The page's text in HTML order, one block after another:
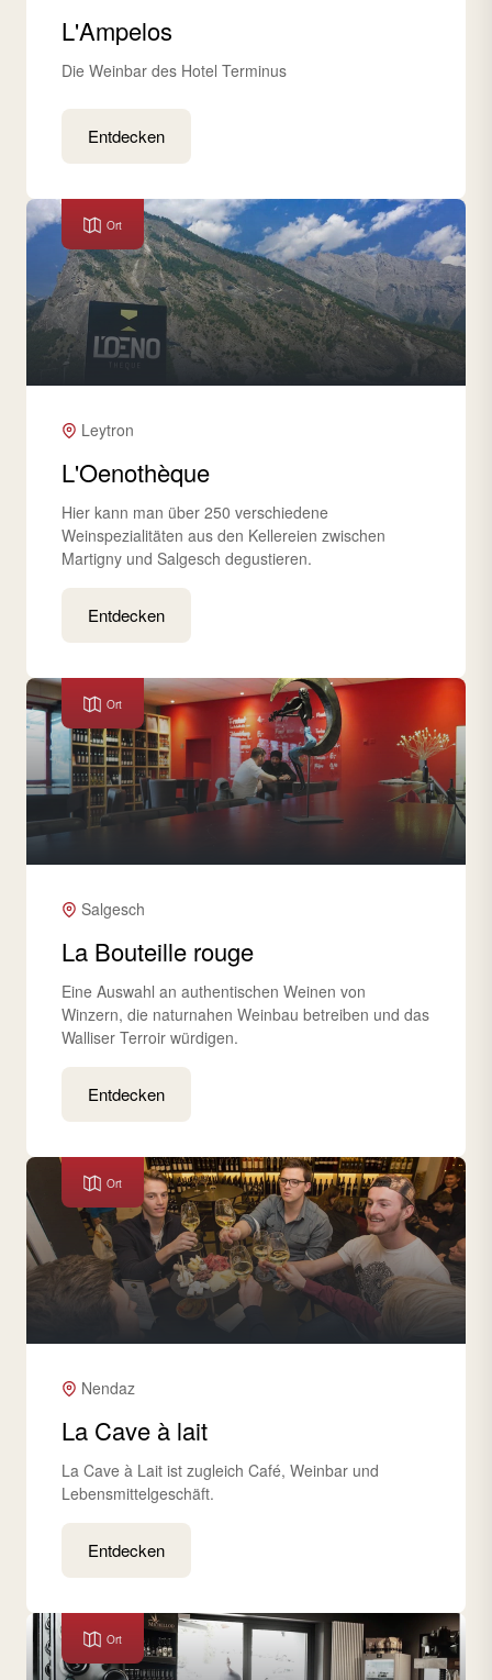
L'Ampelos
Die Weinbar des Hotel Terminus
Entdecken
Ort
Leytron
L'Oenothèque
Hier kann man über 250 verschiedene
Weinspezialitäten aus den Kellereien zwischen
Martigny und Salgesch degustieren.
Entdecken
Ort
Salgesch
La Bouteille rouge
Eine Auswahl an authentischen Weinen von
Winzern, die naturnahen Weinbau betreiben und das
Walliser Terroir würdigen.
Entdecken
Ort
Nendaz
La Cave à lait
La Cave à Lait ist zugleich Café, Weinbar und
Lebensmittelgeschäft.
Entdecken
Ort